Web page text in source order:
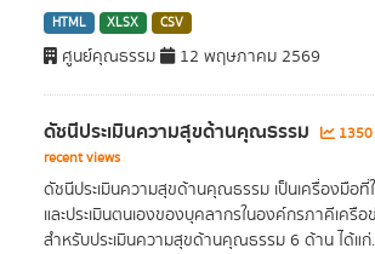
HTML XLSX CSV
ศูนย์คุณธรรม 12 พฤษภาคม 2569
ดัชนีประเมินความสุขด้านคุณธรรม
recent views
ดัชนีประเมินความสุขด้านคุณธรรม เป็นเครื่องมือที่
และประเมินตนเองของบุคลากรในองค์กรภาคีเครื
สำหรับประเมินความสุขด้านคุณธรรม 6 ด้าน ได้แก่